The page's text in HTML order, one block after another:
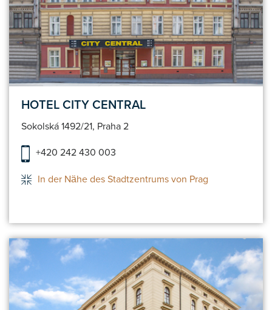
HOTEL CITY CENTRAL
Sokolská 1492/21, Praha 2
+420 242 430 003
In der Nähe des Stadtzentrums von Prag